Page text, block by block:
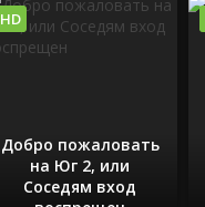
Добро пожаловать
на Юг 2, или
Соседям вход
HD